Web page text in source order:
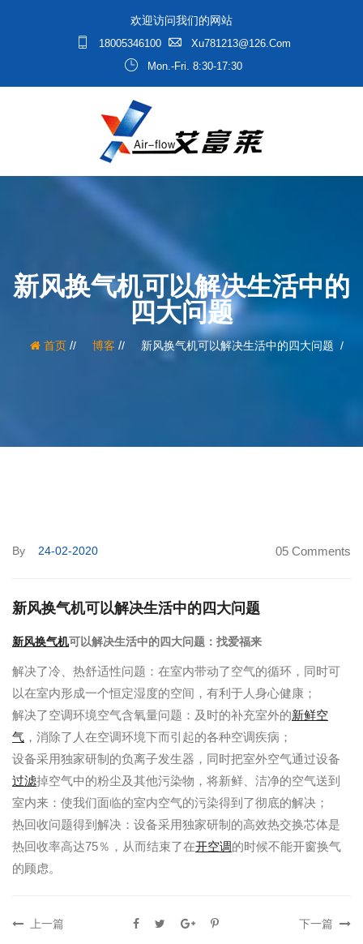
欢迎访问我们的网站
18005346100
Xu781213@126.com
Mon.-Fri. 8:30-17:30
新风换气机可以解决生活中的
四大问题
首页/ 博客 / 新风换气机可以解决生活中的四大问题
By 24-02-2020 05 Comments
新风换气机可以解决生活中的四大问题
新风换气机可以解决生活中的四大问题： 找爱福来
解决了冷、热舒适性问题：在室内带动了空气的循环，同时可
以在室内形成一个恒定湿度的空间，有利于人身心健康；
解决了空调环境空气含氧量问题：及时的补充室外的新鲜空
气 ，消除了人在空调环境下而引起的各种空调疾病；
设备采用独家研制的负离子发生器，同时把室外空气通过设备
过滤掉空气中的粉尘及其他污染物，将新鲜、洁净的空气送到
室内来：使我们面临的室内空气的污染得到了彻底的解决；
热回收问题得到解决：设备采用独家研制的高效热交换芯体是
热回收率高达75％，从而结束了在开空调的时候不能开窗换气
的顾虑。
上一篇 下一篇